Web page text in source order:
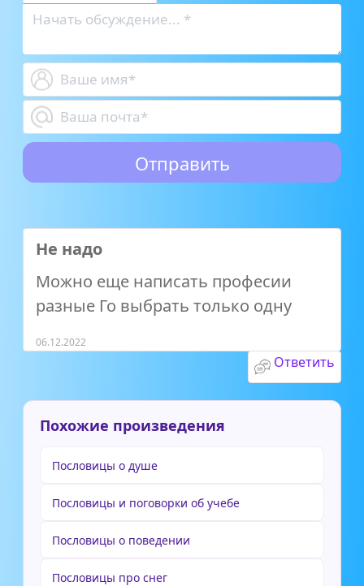
Не надо
Можно еще написать професии
разные Го выбрать только одну
06.12.2022
Ответить
Похожие произведения
Пословицы о душе
Пословицы и поговорки об учебе
Пословицы о поведении
Пословицы про снег